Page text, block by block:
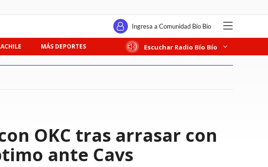
Ingresa a Comunidad Bío Bío
MÁS DEPORTES Escuchar Radio Bío Bío
OKC tras arrasar con
ante Cavs